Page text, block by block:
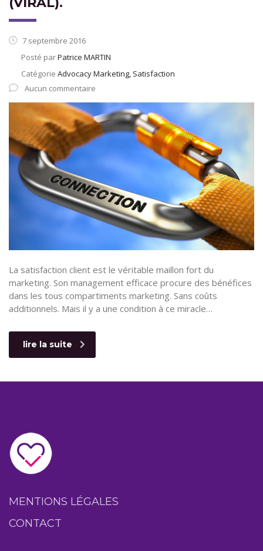
7 septembre 2016
Posté parPatrice MARTIN
Catégorie Advocacy Marketing, Satisfaction
Aucun commentaire
La satisfaction client est le véritable maillon fort du
marketing. Son management efficace procure des bénéfices
dans les tous compartiments marketing. Sans coûts
additionnels. Mais il y a une condition à ce miracle…
lire la suite
MENTIONS LÉGALES
CONTACT